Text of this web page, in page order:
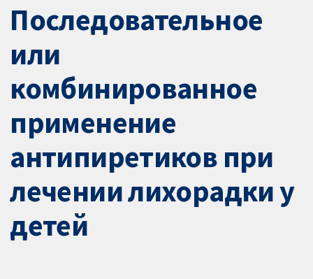
Последовательное
или
комбинированное
применение
антипиретиков при
лечении лихорадки у
детей